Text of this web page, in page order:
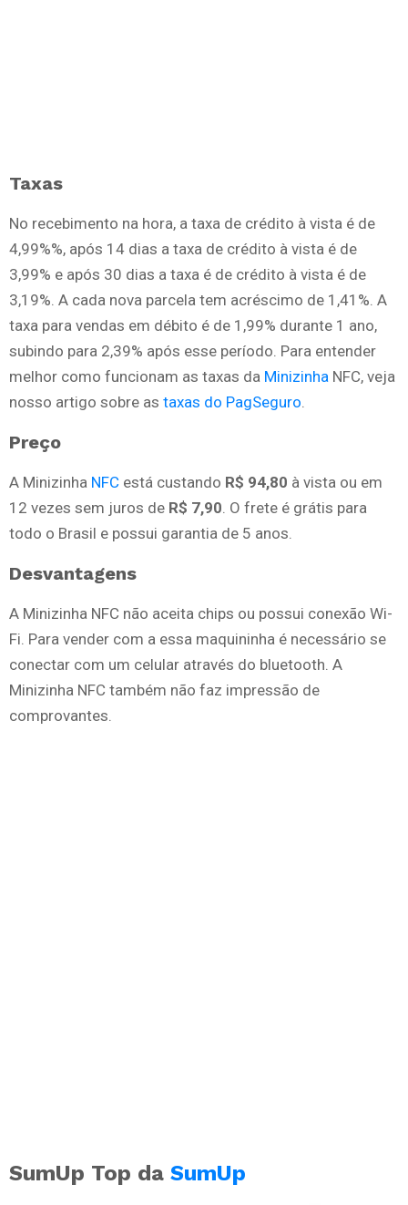
Taxas
No recebimento na hora, a taxa de crédito à vista é de
4,99%%, após 14 dias a taxa de crédito à vista é de
3,99% e após 30 dias a taxa é de crédito à vista é de
3,19%. A cada nova parcela tem acréscimo de 1,41%. A
taxa para vendas em débito é de 1,99% durante 1 ano,
subindo para 2,39% após esse período. Para entender
melhor como funcionam as taxas da Minizinha NFC, veja
nosso artigo sobre as taxas do PagSeguro
Preço
A Minizinha NFC está custando R$ 94,80 à vista ou em
12 vezes sem juros de R$ 7,90 . O frete é grátis para
todo o Brasil e possui garantia de 5 anos.
Desvantagens
A Minizinha NFC não aceita chips ou possui conexão Wi-
Fi. Para vender com a essa maquininha é necessário se
conectar com um celular através do bluetooth. A
Minizinha NFC também não faz impressão de
comprovantes.
SumUp Top da SumUp